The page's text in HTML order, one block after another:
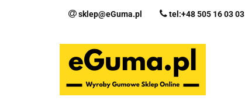
sklep@eGuma.pl tel:+48 505 16 03 03
Kategorie